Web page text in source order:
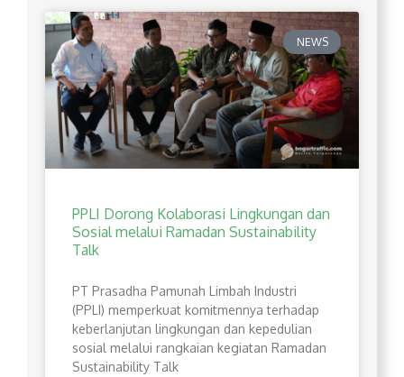
NEWS
PPLI Dorong Kolaborasi Lingkungan dan
Sosial melalui Ramadan Sustainability
Talk
PT Prasadha Pamunah Limbah Industri
(PPLI) memperkuat komitmennya terhadap
keberlanjutan lingkungan dan kepedulian
sosial melalui rangkaian kegiatan Ramadan
Sustainability Talk